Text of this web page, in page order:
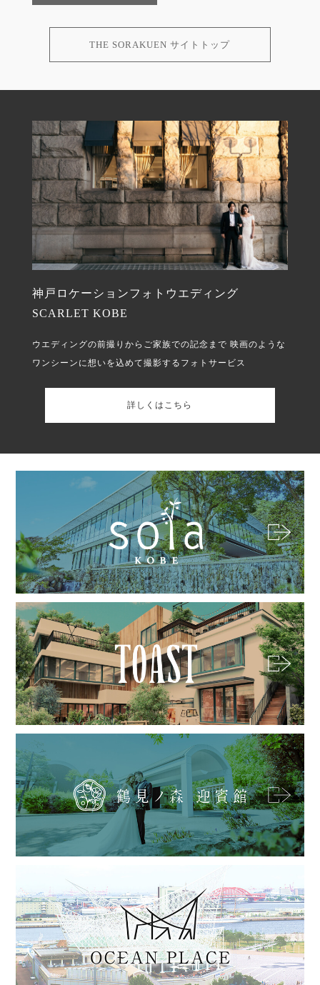
THE SORAKUEN サイトトップ
神戸ロケーションフォトウエディング
SCARLET KOBE
ウエディングの前撮りからご家族での記念まで 映画のような
ワンシーンに想いを込めて撮影するフォトサービス
詳しくはこちら